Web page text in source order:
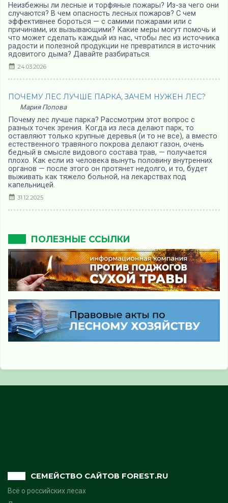
Неизбежны ли лесные и торфяные пожары? Из-за чего они
случаются? В чем опасность лесных пожаров? С чем
эффективнее бороться — с самими пожарами или с
причинами, их вызывающими? Какие меры могут помочь и
что может сделать каждый из нас, чтобы лес из источника
радости и полезной продукции не превратился в источник
ядовитого дыма? Давайте разбираться.
24.03.2026
ПОЧЕМУ ЛЕС ЛУЧШЕ ПАРКА, ЗАЧЕМ НУЖЕН ЛЕС?
Мария Попова
Почему лес лучше парка? Рассмотрим этот вопрос с
разных точек зрения. Когда из леса делают парк, то
оставляют только крупные деревья (и то не все), а вместо
естественного травяного покрова делают газон, очень
бедный в смысле видового состава трав, — получается
плохо. Как если из человека вынуть половину внутренних
органов — после этого он протянет недолго, и то, будет
выживать как тяжело больной, на лекарствах под
капельницей.
31.12.2025
ПОЛЕЗНЫЕ ССЫЛКИ
СЕМЕЙСТВО САЙТОВ FOREST.RU
Всё о российских лесах